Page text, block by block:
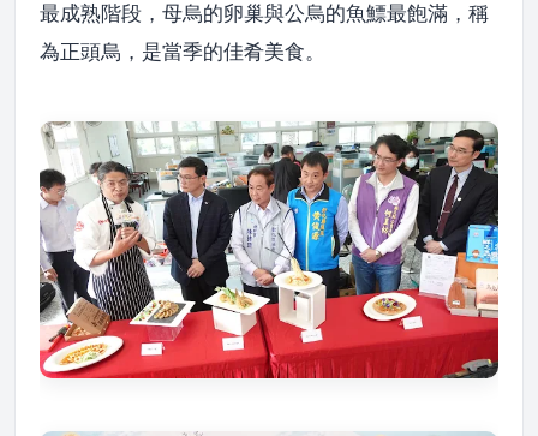
最成熟階段，母烏的卵巢與公烏的魚鰾最飽滿，稱
為正頭烏，是當季的佳肴美食。